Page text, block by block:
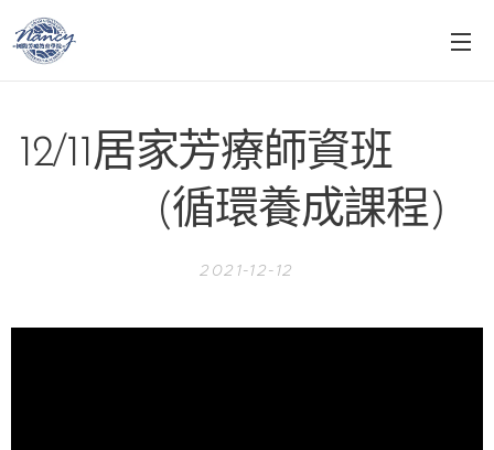
12/11居家芳療師資班
(循環養成課程)
2021-12-12